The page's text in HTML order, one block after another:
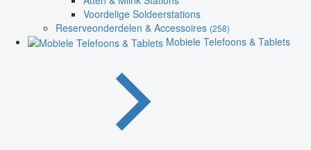
Voordelige Soldeerstations
Reserveonderdelen & Accessoires (258)
Mobiele Telefoons & Tablets